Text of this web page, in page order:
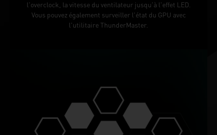
l'overclock, la vitesse du ventilateur jusqu'à l'effet LED.
Vous pouvez également surveiller l'état du GPU avec
l'utilitaire ThunderMaster.